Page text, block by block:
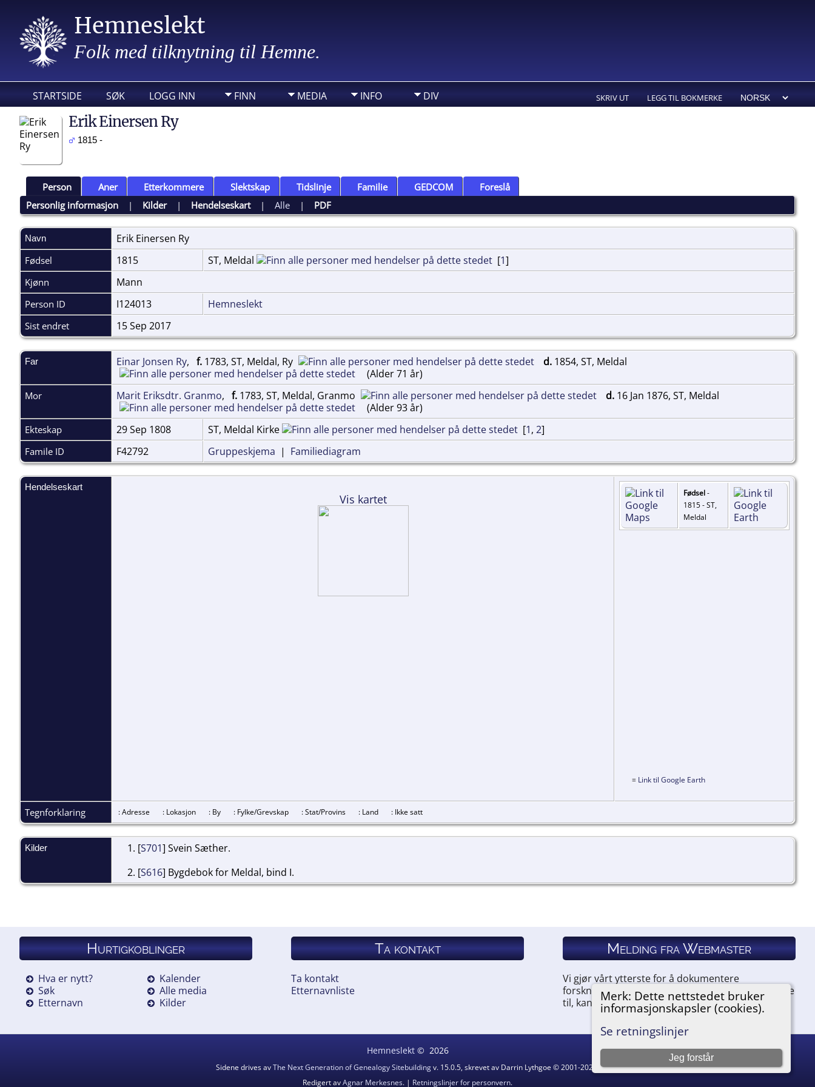
Hemneslekt
Folk med tilknytning til Hemne.
STARTSIDE SØK LOGG INN FINN MEDIA INFO DIV SKRIV UT LEGG TIL BOKMERKE
Merk: Dette nettstedet bruker
informasjonskapsler (cookies).
Se retningslinjer
Jeg forstår
Erik Einersen Ry
1815 -
Person Aner Etterkommere Slektskap Tidslinje Familie GEDCOM
Foreslå
Personlig informasjon | Kilder| Hendelseskart|Alle | PDF
Navn Erik Einersen Ry
Fødsel 1815 ST, Meldal [1]
Kjønn Mann
Person ID I124013 Hemneslekt
Sist endret 15 Sep 2017
Far Einar Jonsen Ry, f. 1783, ST, Meldal, Ry d. 1854, ST, Meldal
(Alder 71 år)
Mor Marit Eriksdtr. Granmo, f. 1783, ST, Meldal, Granmo d. 16 Jan 1876, ST, Meldal
(Alder 93 år)
Ekteskap 29 Sep 1808 ST, Meldal Kirke [1, 2]
Famile ID F42792 Gruppeskjema | Familiediagram
Hendelseskart
Vis kartet Fødsel-
1815 - ST,
Meldal
= Link til Google Earth
Tegnforklaring : Adresse : Lokasjon : By : Fylke/Grevskap : Stat/Provins : Land : Ikke satt
Kilder [S701] Svein Sæther.
[S616] Bygdebok for Meldal, bind I.
Hurtigkoblinger
Hva er nytt?
Søk
Etternavn
Kalender
Alle media
Kilder
Ta kontakt
Ta kontakt
Etternavnliste
Melding fra Webmaster
Vi gjør vårt ytterste for å dokumentere
forskningen vår. Hvis du har noe du ønsker å legge
til, kan du kontakte oss.
Hemneslekt© 2026
Sidene drives avThe Next Generation of Genealogy Sitebuildingv. 15.0.5, skrevet av Darrin Lythgoe © 2001-2026.
Redigert avAgnar Merkesnes. | Retningslinjer for personvern.